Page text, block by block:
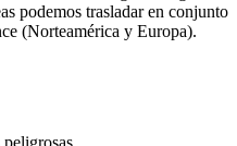
podemos trasladar en conjunto
(Norteamérica y Europa).